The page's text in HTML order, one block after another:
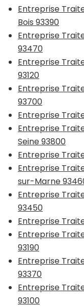
Entreprise
Bois 93390
Entreprise
93470
Entreprise
93120
Entreprise
93700
Entreprise
Entreprise
Seine 93800
Entreprise
Entreprise
sur-Marne
Entreprise
93450
Entreprise
Entreprise
93190
Entreprise
93370
Entreprise
93100